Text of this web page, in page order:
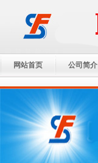
网站首页 公司简介